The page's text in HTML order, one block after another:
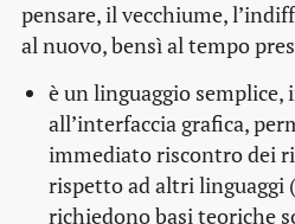
pensare, il vecchiume,
al nuovo, bensì al tempo
è un linguaggio
all’interfaccia grafica,
immediato riscontro dei
rispetto ad altri linguaggi
richiedono basi teoriche